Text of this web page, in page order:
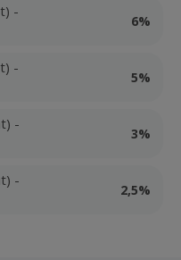
-
6%
-
5%
-
3%
-
2,5%